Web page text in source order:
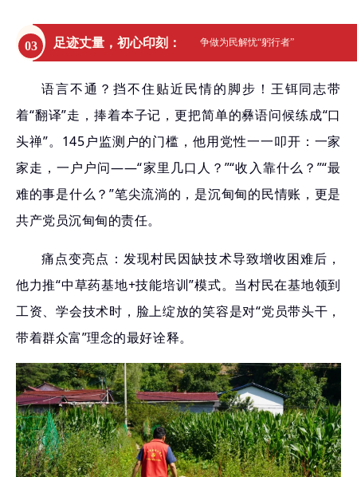
03 足迹丈量，初心印刻 ： 争做为民解忧“躬行者”
语言不通？挡不住贴近民情的脚步！王铒同志带
着“翻译”走，捧着本子记，更把简单的彝语问候练成“口
头禅”。145户监测户的门槛，他用党性一一叩开：一家
家走，一户户问——“家里几口人？”“收入靠什么？”“最
难的事是什么？”笔尖流淌的，是沉甸甸的民情账，更是
共产党员沉甸甸的责任。
痛点变亮点：发现村民因缺技术导致增收困难后，
他力推“中草药基地+技能培训”模式。当村民在基地领到
工资、学会技术时，脸上绽放的笑容是对“党员带头干，
带着群众富”理念的最好诠释。